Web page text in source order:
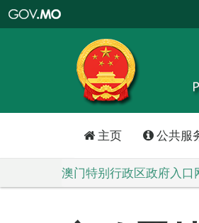
特
政
区
政
口
主页 公共服
澳门特别行政区政府入口